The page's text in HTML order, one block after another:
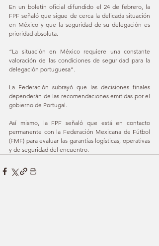
En un boletín oficial difundido el 24 de febrero, la
FPF señaló que sigue de cerca la delicada situación
en México y que la seguridad de su delegación es
prioridad absoluta.
“La situación en México requiere una constante
valoración de las condiciones de seguridad para la
delegación portuguesa”.
La Federación subrayó que las decisiones finales
dependerán de las recomendaciones emitidas por el
gobierno de Portugal.
Así mismo, la FPF señaló que está en contacto
permanente con la Federación Mexicana de Fútbol
(FMF) para evaluar las garantías logísticas, operativas
y de seguridad del encuentro.